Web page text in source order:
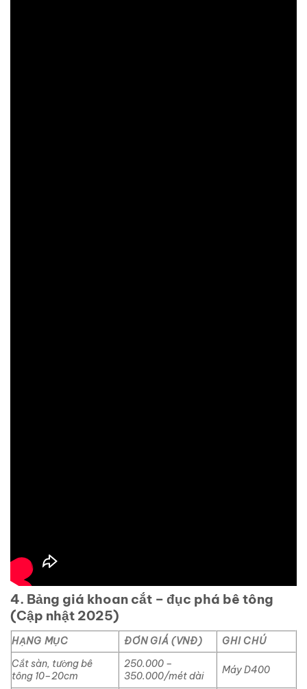
4. Bảng giá khoan cắt – đục phá bê tông
(Cập nhật 2025)
HẠNG MỤC ĐƠN GIÁ (VNĐ)
GHI CHÚ
Cắt sàn, tường bê
tông 10–20cm
250.000 –
350.000/mét dài
Máy D400